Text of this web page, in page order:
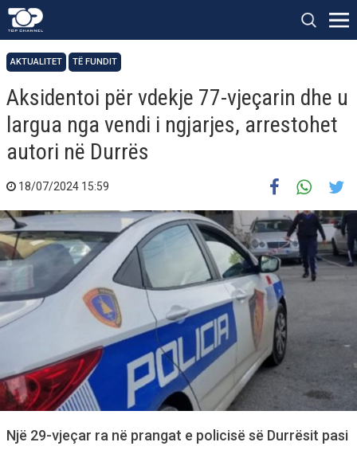
AKTUALITET TË FUNDIT
Aksidentoi për vdekje 77-vjeçarin dhe u
largua nga vendi i ngjarjes, arrestohet
autori në Durrës
18/07/2024 15:59
Një 29-vjeçar ra në prangat e policisë së Durrësit pasi